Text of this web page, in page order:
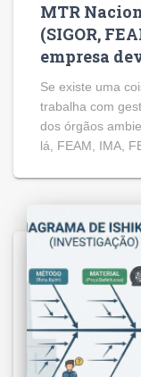
MTR
(SIGOR,
empresa
Se existe uma
trabalha com
dos órgãos
lá, FEAM, IMA,